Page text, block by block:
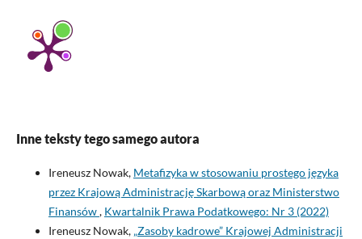
Inne teksty tego samego autora
Ireneusz Nowak, Metafizyka w stosowaniu prostego języka
przez Krajową Administrację Skarbową oraz Ministerstwo
Finansów, Kwartalnik Prawa Podatkowego: Nr 3 (2022)
Ireneusz Nowak, „Zasoby kadrowe” Krajowej Administracji